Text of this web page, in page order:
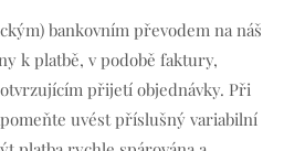
bankovním převodem na náš
k platbě, v podobě faktury,
přijetí objednávky. Při
uvést příslušný variabilní